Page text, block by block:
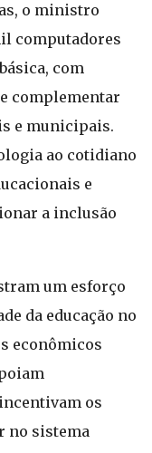
o ministro
computadores
com
complementar
e municipais.
ao cotidiano
e
a inclusão
um esforço
da educação no
econômicos
os
no sistema